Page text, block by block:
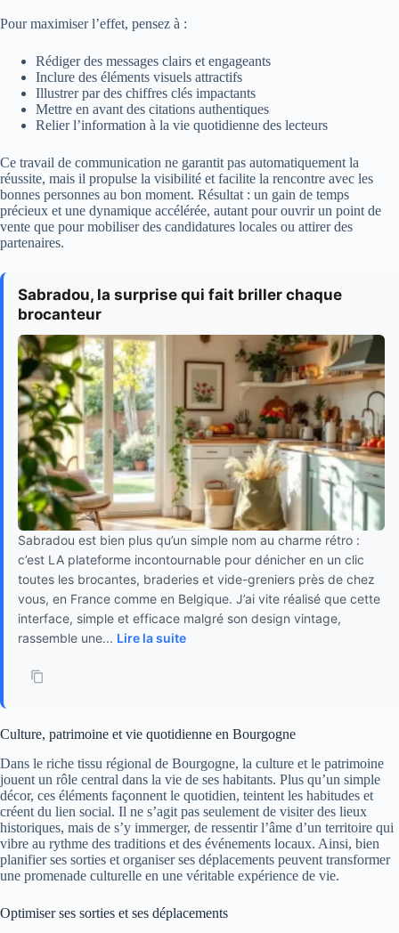
Pour maximiser l’effet, pensez à :
Rédiger des messages clairs et engageants
Inclure des éléments visuels attractifs
Illustrer par des chiffres clés impactants
Mettre en avant des citations authentiques
Relier l’information à la vie quotidienne des lecteurs
Ce travail de communication ne garantit pas automatiquement la
réussite, mais il propulse la visibilité et facilite la rencontre avec les
bonnes personnes au bon moment. Résultat : un gain de temps
précieux et une dynamique accélérée, autant pour ouvrir un point de
vente que pour mobiliser des candidatures locales ou attirer des
partenaires.
Sabradou, la surprise qui fait briller chaque
brocanteur
Sabradou est bien plus qu’un simple nom au charme rétro :
c’est LA plateforme incontournable pour dénicher en un clic
toutes les brocantes, braderies et vide-greniers près de chez
vous, en France comme en Belgique. J’ai vite réalisé que cette
interface, simple et efficace malgré son design vintage,
rassemble une... Lire la suite
Culture, patrimoine et vie quotidienne en Bourgogne
Dans le riche tissu régional de Bourgogne, la culture et le patrimoine
jouent un rôle central dans la vie de ses habitants. Plus qu’un simple
décor, ces éléments façonnent le quotidien, teintent les habitudes et
créent du lien social. Il ne s’agit pas seulement de visiter des lieux
historiques, mais de s’y immerger, de ressentir l’âme d’un territoire qui
vibre au rythme des traditions et des événements locaux. Ainsi, bien
planifier ses sorties et organiser ses déplacements peuvent transformer
une promenade culturelle en une véritable expérience de vie.
Optimiser ses sorties et ses déplacements